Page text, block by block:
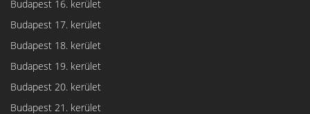
Budapest 16. kerület
Budapest 17. kerület
Budapest 18. kerület
Budapest 19. kerület
Budapest 20. kerület
Budapest 21. kerület